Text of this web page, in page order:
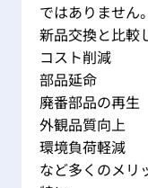
ではありません。
新品交換と比較
コスト削減
部品延命
廃番部品の再生
外観品質向上
環境負荷軽減
など多くのメリ